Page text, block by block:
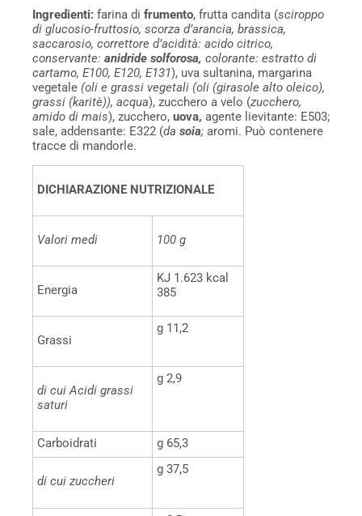
Ingredienti: farina di frumento, frutta candita (sciroppo
di glucosio-fruttosio, scorza d’arancia, brassica,
saccarosio, correttore d’acidità: acido citrico,
conservante: anidride solforosa, colorante: estratto di
cartamo, E100, E120, E131), uva sultanina, margarina
vegetale (oli e grassi vegetali (oli (girasole alto oleico),
grassi (karitè)), acqua), zucchero a velo (zucchero,
amido di mais), zucchero, uova, agente lievitante: E503;
sale, addensante: E322 (da soia; aromi. Può contenere
tracce di mandorle.
DICHIARAZIONE NUTRIZIONALE
Valori medi 100 g
Energia
KJ 1.623 kcal
385
Grassi
g 11,2
di cui Acidi grassi
saturi
g 2,9
Carboidrati g 65,3
di cui zuccheri
g 37,5